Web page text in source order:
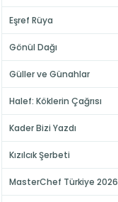
Eşref Rüya
Gönül Dağı
Güller ve Günahlar
Halef: Köklerin Çağrısı
Kader Bizi Yazdı
Kızılcık Şerbeti
MasterChef Türkiye 2026